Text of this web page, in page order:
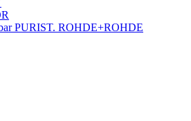
PURIST. ROHDE+ROHDE